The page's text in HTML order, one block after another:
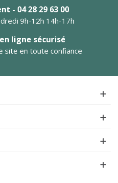
- 04 28 29 63 00
9h-12h 14h-17h
ligne sécurisé
site en toute confiance